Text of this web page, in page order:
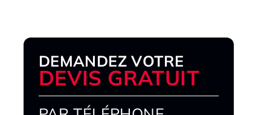
DEMANDEZ VOTRE
DEVIS GRATUIT